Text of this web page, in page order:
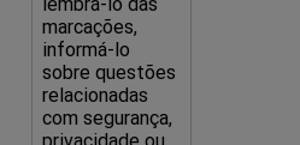
marcações,
informá-lo
sobre questões
relacionadas
com segurança,
privacidade ou